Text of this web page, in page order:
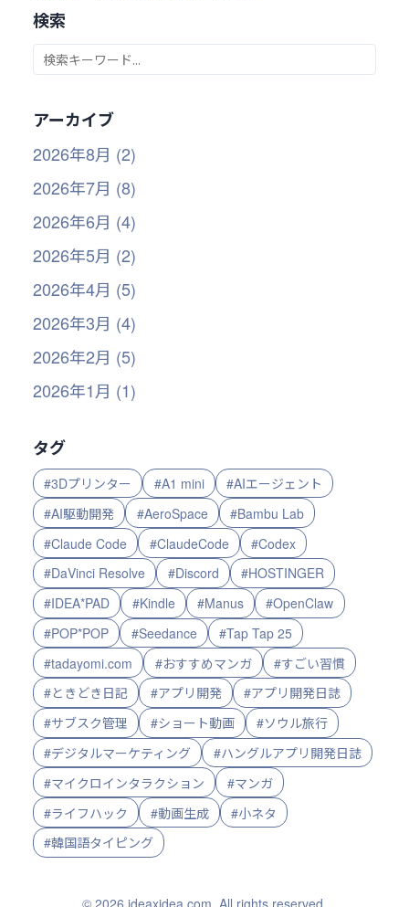
検索
アーカイブ
2026年8月 (2)
2026年7月 (8)
2026年6月 (4)
2026年5月 (2)
2026年4月 (5)
2026年3月 (4)
2026年2月 (5)
2026年1月 (1)
タグ
#3Dプリンター #A1 mini
#AIエージェント
#AI駆動開発
#AeroSpace
#Bambu Lab
#Claude Code
#ClaudeCode
#Codex
#DaVinci Resolve
#Discord
#HOSTINGER
#IDEA*PAD
#Kindle #Manus
#OpenClaw
#POP*POP
#Seedance
#Tap Tap 25
#tadayomi.com
#おすすめマンガ
#すごい習慣
#ときどき日記
#アプリ開発
#アプリ開発日誌
#サブスク管理
#ショート動画
#ソウル旅行
#デジタルマーケティング
#ハングルアプリ開発日誌
#マイクロインタラクション
#マンガ
#ライフハック
#動画生成
#小ネタ
#韓国語タイピング
© 2026 ideaxidea.com. All rights reserved.